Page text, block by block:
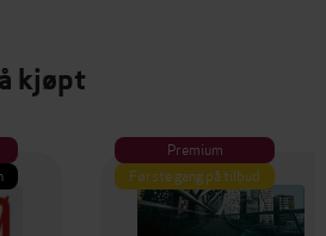
kjøpt
Premium
Første gang på tilbud